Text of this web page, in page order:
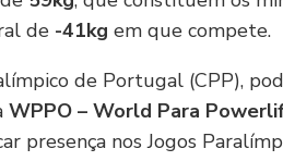
de -41kg em que compete.
de Portugal (CPP),
WPPO – World Para
presença nos Jogos